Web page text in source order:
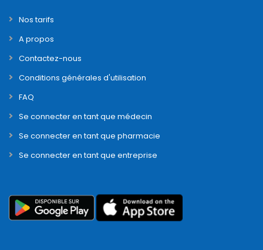
Nos tarifs
A propos
Contactez-nous
Conditions générales d'utilisation
FAQ
Se connecter en tant que médecin
Se connecter en tant que pharmacie
Se connecter en tant que entreprise